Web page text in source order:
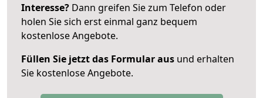
Interesse? Dann greifen Sie zum Telefon oder
holen Sie sich erst einmal ganz bequem
kostenlose Angebote.
Füllen Sie jetzt das Formular aus und erhalten
Sie kostenlose Angebote.